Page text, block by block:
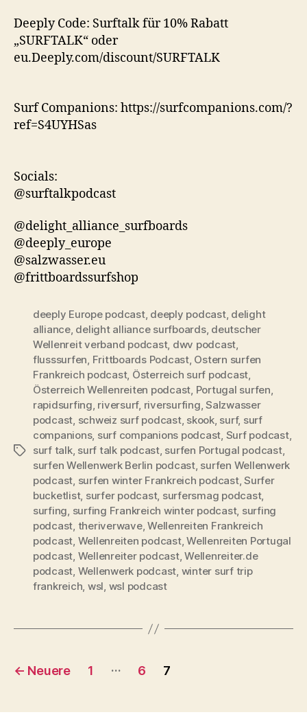
Deeply Code: Surftalk für 10% Rabatt
„SURFTALK“ oder
eu.Deeply.com/discount/SURFTALK
Surf Companions: https://surfcompanions.com/?
ref=S4UYHSas
Socials:
@surftalkpodcast
@delight_alliance_surfboards
@deeply_europe
@salzwasser.eu
@frittboardssurfshop
Schlagwörter
deeply Europe podcast, deeply podcast, delight
alliance, delight alliance surfboards, deutscher
Wellenreit verband podcast, dwv podcast,
flusssurfen, Frittboards Podcast, Ostern surfen
Frankreich podcast, Österreich surf podcast,
Österreich Wellenreiten podcast, Portugal surfen,
rapidsurfing, riversurf, riversurfing,Salzwasser
podcast, schweiz surf podcast, skook, surf, surf
companions, surf companions podcast, Surf podcast,
surf talk, surf talk podcast, surfen Portugal podcast,
surfen Wellenwerk Berlin podcast, surfen Wellenwerk
podcast, surfen winter Frankreich podcast,Surfer
bucketlist, surfer podcast, surfersmag podcast,
surfing, surfing Frankreich winter podcast, surfing
podcast, theriverwave,Wellenreiten Frankreich
podcast, Wellenreiten podcast,Wellenreiten Portugal
podcast, Wellenreiter podcast,Wellenreiter.de
podcast, Wellenwerk podcast, winter surf trip
frankreich, wsl, wsl podcast
Beitragsnavigation
← Neuere 1 … 6 7